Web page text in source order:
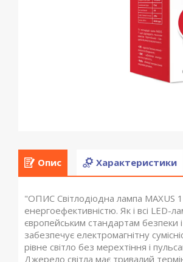
Опис Характеристики
"ОПИС Світлодіодна лампа MAXUS
енергоефективністю. Як і всі LED-
європейським стандартам безпеки
забезпечує електромагнітну
рівне світло без мерехтіння і
Джерело світла має тривалий